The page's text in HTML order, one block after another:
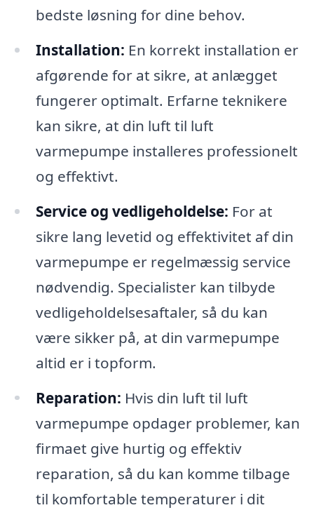
bedste løsning for dine behov.
Installation: En korrekt installation er
afgørende for at sikre, at anlægget
fungerer optimalt. Erfarne teknikere
kan sikre, at din luft til luft
varmepumpe installeres professionelt
og effektivt.
Service og vedligeholdelse: For at
sikre lang levetid og effektivitet af din
varmepumpe er regelmæssig service
nødvendig. Specialister kan tilbyde
vedligeholdelsesaftaler, så du kan
være sikker på, at din varmepumpe
altid er i topform.
Reparation: Hvis din luft til luft
varmepumpe opdager problemer, kan
firmaet give hurtig og effektiv
reparation, så du kan komme tilbage
til komfortable temperaturer i dit